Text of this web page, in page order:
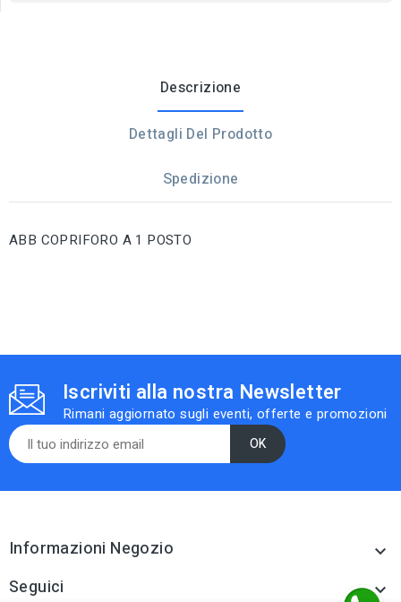
Descrizione
Dettagli Del Prodotto
Spedizione
ABB COPRIFORO A 1 POSTO
Iscriviti alla nostra Newsletter
Rimani aggiornato sugli eventi, offerte e promozioni
Informazioni Negozio 
Seguici 